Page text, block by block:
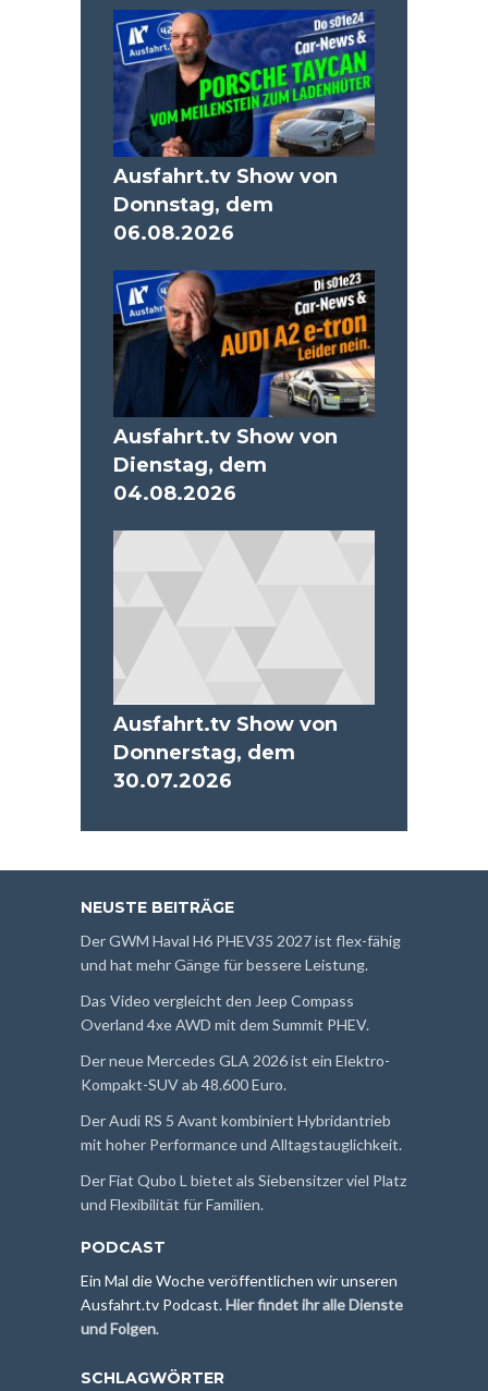
Ausfahrt.tv Show von
Donnstag, dem
06.08.2026
Ausfahrt.tv Show von
Dienstag, dem
04.08.2026
Ausfahrt.tv Show von
Donnerstag, dem
30.07.2026
NEUSTE BEITRÄGE
Der GWM Haval H6 PHEV35 2027 ist flex-fähig
und hat mehr Gänge für bessere Leistung.
Das Video vergleicht den Jeep Compass
Overland 4xe AWD mit dem Summit PHEV.
Der neue Mercedes GLA 2026 ist ein Elektro-
Kompakt-SUV ab 48.600 Euro.
Der Audi RS 5 Avant kombiniert Hybridantrieb
mit hoher Performance und Alltagstauglichkeit.
Der Fiat Qubo L bietet als Siebensitzer viel Platz
und Flexibilität für Familien.
PODCAST
Ein Mal die Woche veröffentlichen wir unseren
Ausfahrt.tv Podcast.Hier findet ihr alle Dienste
und Folgen.
SCHLAGWÖRTER